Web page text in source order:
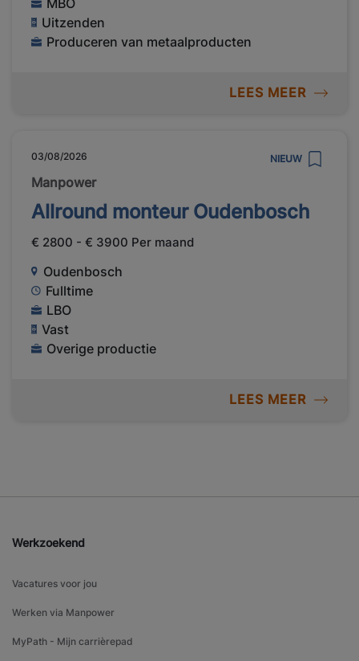
Uitzenden
Produceren van metaalproducten
LEES MEER
03/08/2026 NIEUW
Manpower
Allround monteur Oudenbosch
€ 2800 - € 3900 Per maand
Oudenbosch
Fulltime
LBO
Vast
Overige productie
LEES MEER
Werkzoekend
Vacatures voor jou
Werken via Manpower
MyPath - Mijn carrièrepad